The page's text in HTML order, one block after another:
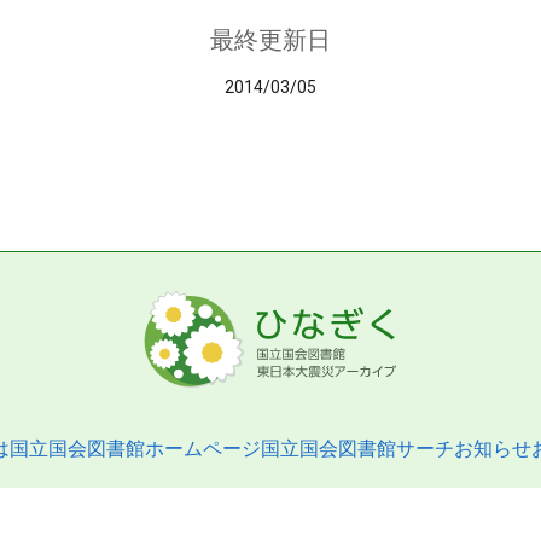
最終更新日
2014/03/05
国立国会図書館ホームページ国立国会図書館サーチお知らせ